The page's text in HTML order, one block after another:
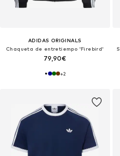
ADIDAS ORIGINALS
Chaqueta de entretiempo 'Firebird'
79,90€
+2